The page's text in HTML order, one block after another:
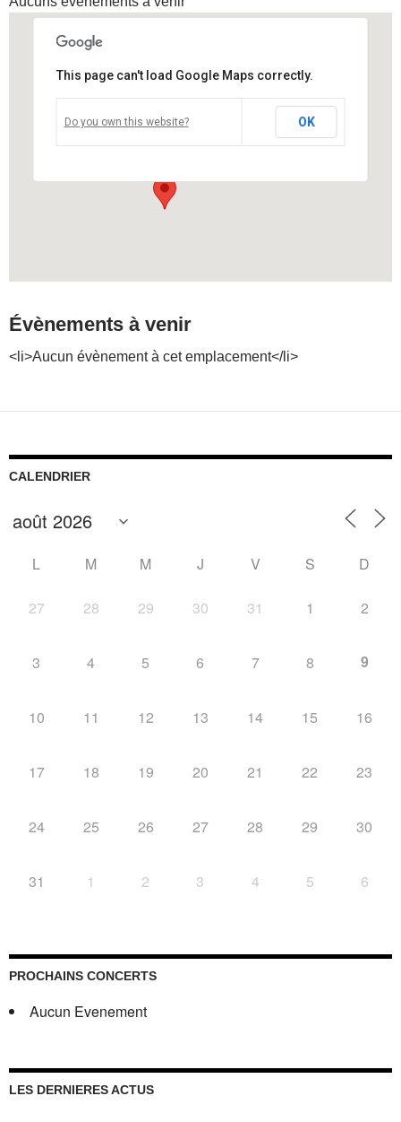
Rue du Champ de Foire - Montbeliard
Voir Évènements
This page can't load Google Maps correctly.
Do you own this website? OK
Évènements à venir
<li>Aucun évènement à cet emplacement</li>
CALENDRIER
L M M J V S D
27 28 29 30 31 1 2
3 4 5 6 7 8 9
10 11 12 13 14 15 16
17 18 19 20 21 22 23
24 25 26 27 28 29 30
31 1 2 3 4 5 6
PROCHAINS CONCERTS
Aucun Evenement
LES DERNIERES ACTUS